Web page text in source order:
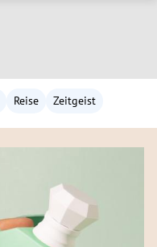
Reise Zeitgeist